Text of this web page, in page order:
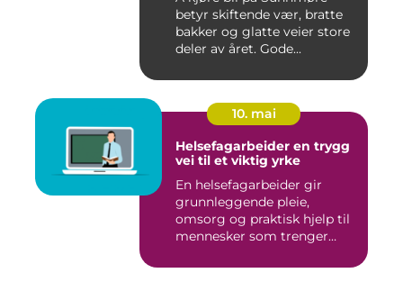
betyr skiftende vær, bratte
bakker og glatte veier store
deler av året. Gode...
10. mai
Helsefagarbeider en trygg
vei til et viktig yrke
En helsefagarbeider gir
grunnleggende pleie,
omsorg og praktisk hjelp til
mennesker som trenger